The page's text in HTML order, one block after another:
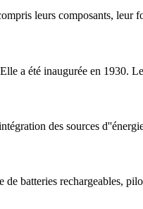
leurs composants, leur
a été inaugurée en 1930.
des sources
batteries rechargeables,